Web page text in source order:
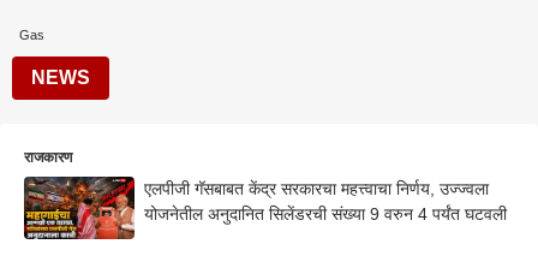
Gas
NEWS
राजकारण
एलपीजी गॅसबाबत केंद्र सरकारचा महत्त्वाचा निर्णय, उज्ज्वला
योजनेतील अनुदानित सिलेंडरची संख्या 9 वरुन 4 पर्यंत घटवली